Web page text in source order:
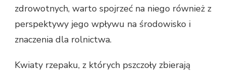
zdrowotnych, warto spojrzeć na niego również z
perspektywy jego wpływu na środowisko i
znaczenia dla rolnictwa.
Kwiaty rzepaku, z których pszczoły zbierają